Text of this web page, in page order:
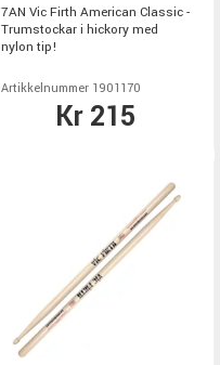
7AN Vic Firth American Classic -
Trumstockar i hickory med
nylon tip!
Artikkelnummer 1901170
Kr 215